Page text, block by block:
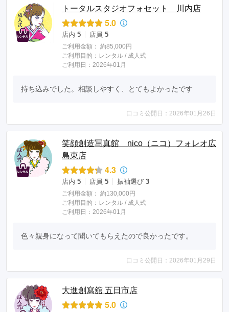
トータルスタジオフォセット 川内店
5.0
店内 5 店員 5
ご利用金額： 約85,000円
ご利用目的： レンタル / 成人式
ご利用日：2026年01月
持ち込みでした。相談しやすく、とてもよかったです
口コミ公開日：2026年01月26日
笑顔創造写真館 nico（ニコ）フォレオ広
島東店
4.3
店内 5 店員 5 振袖選び 3
ご利用金額： 約130,000円
ご利用目的： レンタル / 成人式
ご利用日：2026年01月
色々親身になって聞いてもらえたので良かったです。
口コミ公開日：2026年01月29日
大進創寫舘 五日市店
5.0